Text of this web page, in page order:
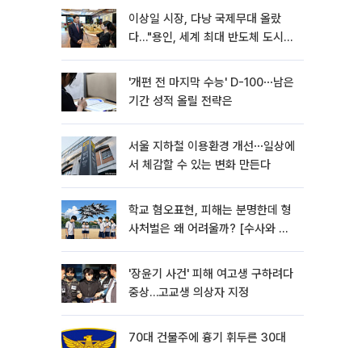
이상일 시장, 다낭 국제무대 올랐
다…"용인, 세계 최대 반도체 도시
'개편 전 마지막 수능' D-100⋯남은
기간 성적 올릴 전략은
서울 지하철 이용환경 개선⋯일상에
서 체감할 수 있는 변화 만든다
학교 혐오표현, 피해는 분명한데 형
사처벌은 왜 어려울까? [수사와 재
'장윤기 사건' 피해 여고생 구하려다
중상…고교생 의상자 지정
70대 건물주에 흉기 휘두른 30대